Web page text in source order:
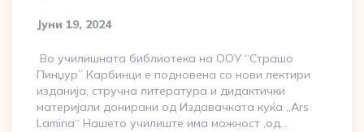
Јуни 19, 2024
Во училишната библиотека на ООУ “Страшо
Пинџур” Карбинци е подновена со нови лектири
изданија, стручна литература и дидактички
материјали донирани од Издавачката куќа „Ars
Lamina“ Нашето училиште има можност ,од…